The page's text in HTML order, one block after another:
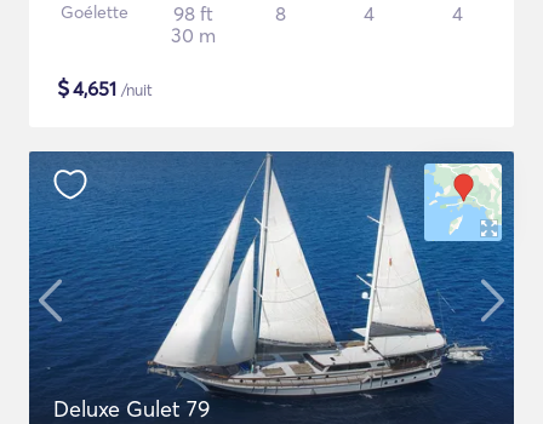
Goélette
98 ft
30 m
8 4 4
$4,651 /nuit
Deluxe Gulet 79